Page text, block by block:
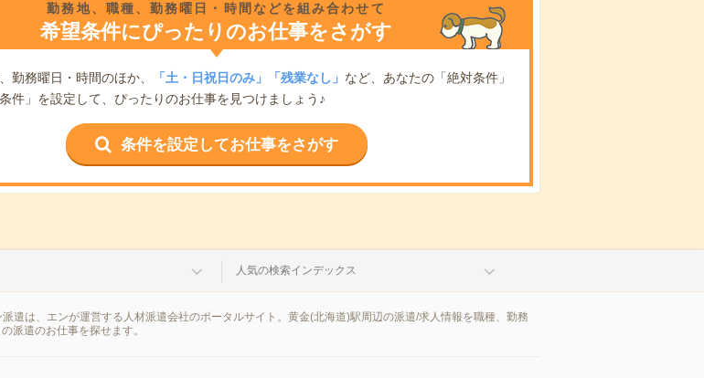
勤務地、職種、勤務曜日・時間などを組み合わせて
希望条件にぴったりのお仕事をさがす
勤務曜日・時間のほか、 「土・日祝日のみ」「残業なし」 など、あなたの「絶対条件」
件」を設定して、ぴったりのお仕事を見つけましょう♪
条件を設定してお仕事をさがす
人気の検索インデックス
遣は、エンが運営する人材派遣会社のポータルサイト。黄金(北海道)駅周辺の派遣/求人情報を職種、勤務
派遣のお仕事を探せます。